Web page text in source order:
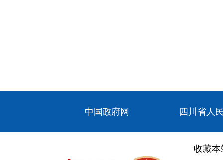
中国政府网 四川省人
收藏本